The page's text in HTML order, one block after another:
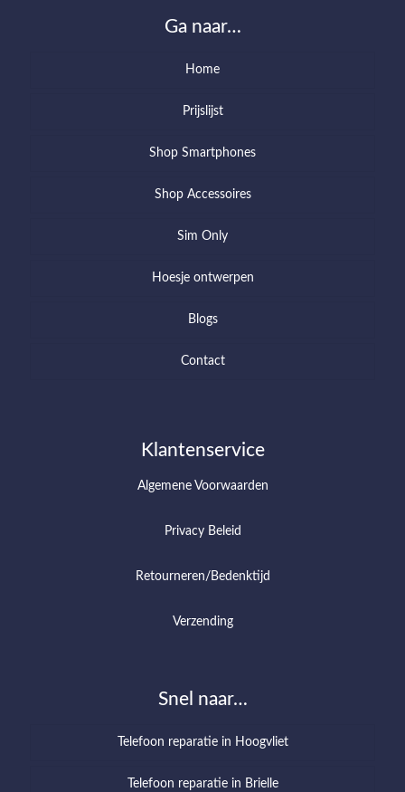
Ga naar…
Home
Prijslijst
Shop Smartphones
Shop Accessoires
Sim Only
Hoesje ontwerpen
Blogs
Contact
Klantenservice
Algemene Voorwaarden
Privacy Beleid
Retourneren/Bedenktijd
Verzending
Snel naar…
Telefoon reparatie in Hoogvliet
Telefoon reparatie in Brielle